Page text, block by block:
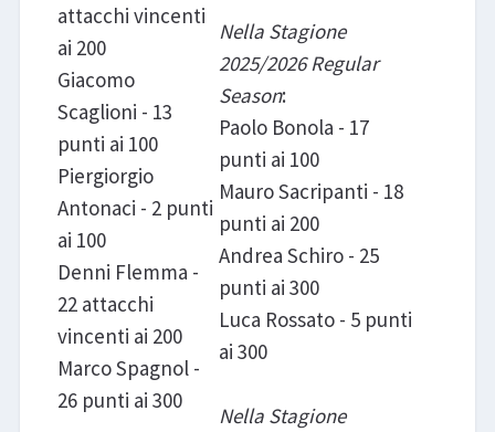
attacchi vincenti
ai 200
Giacomo
Scaglioni - 13
punti ai 100
Piergiorgio
Antonaci - 2 punti
ai 100
Denni Flemma -
22 attacchi
vincenti ai 200
Marco Spagnol -
26 punti ai 300
Nella Stagione
2025/2026 Regular
Season:
Paolo Bonola - 17
punti ai 100
Mauro Sacripanti - 18
punti ai 200
Andrea Schiro - 25
punti ai 300
Luca Rossato - 5 punti
ai 300
Nella Stagione